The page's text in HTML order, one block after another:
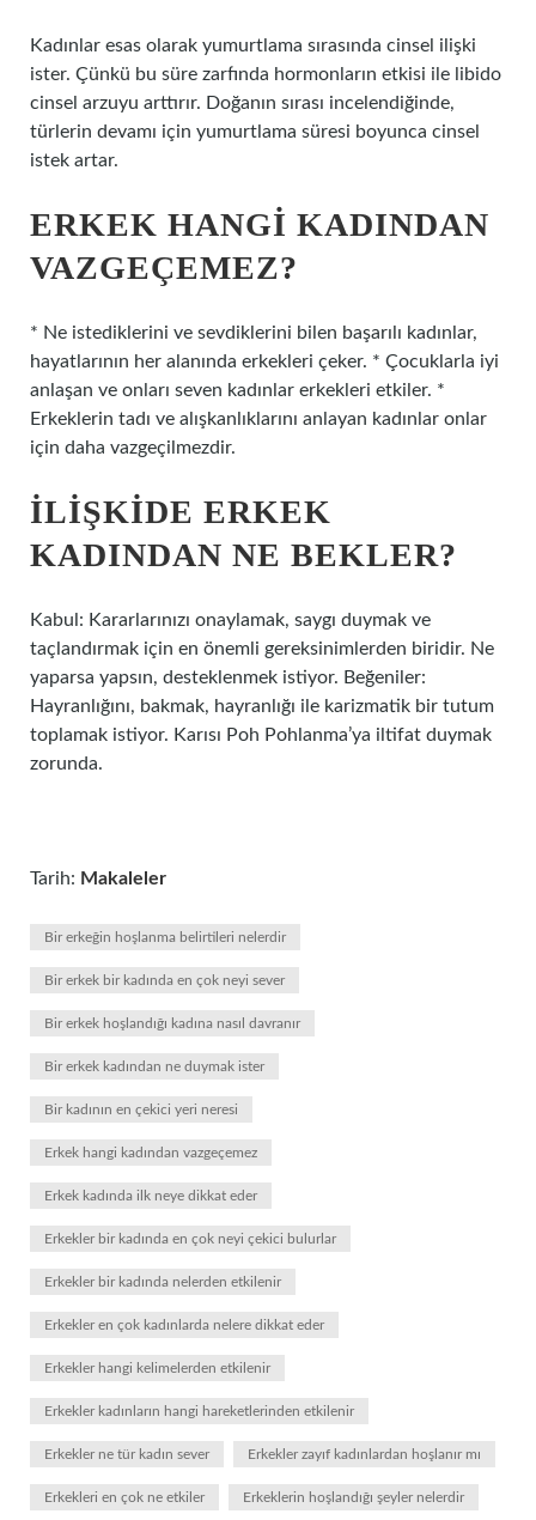
Kadınlar esas olarak yumurtlama sırasında cinsel ilişki
ister. Çünkü bu süre zarfında hormonların etkisi ile libido
cinsel arzuyu arttırır. Doğanın sırası incelendiğinde,
türlerin devamı için yumurtlama süresi boyunca cinsel
istek artar.
ERKEK HANGI KADINDAN
VAZGEÇEMEZ?
* Ne istediklerini ve sevdiklerini bilen başarılı kadınlar,
hayatlarının her alanında erkekleri çeker. * Çocuklarla iyi
anlaşan ve onları seven kadınlar erkekleri etkiler. *
Erkeklerin tadı ve alışkanlıklarını anlayan kadınlar onlar
için daha vazgeçilmezdir.
İLIŞKIDE ERKEK
KADINDAN NE BEKLER?
Kabul: Kararlarınızı onaylamak, saygı duymak ve
taçlandırmak için en önemli gereksinimlerden biridir. Ne
yaparsa yapsın, desteklenmek istiyor. Beğeniler:
Hayranlığını, bakmak, hayranlığı ile karizmatik bir tutum
toplamak istiyor. Karısı Poh Pohlanma’ya iltifat duymak
zorunda.
Tarih: Makaleler
Bir erkeğin hoşlanma belirtileri nelerdir
Bir erkek bir kadında en çok neyi sever
Bir erkek hoşlandığı kadına nasıl davranır
Bir erkek kadından ne duymak ister
Bir kadının en çekici yeri neresi
Erkek hangi kadından vazgeçemez
Erkek kadında ilk neye dikkat eder
Erkekler bir kadında en çok neyi çekici bulurlar
Erkekler bir kadında nelerden etkilenir
Erkekler en çok kadınlarda nelere dikkat eder
Erkekler hangi kelimelerden etkilenir
Erkekler kadınların hangi hareketlerinden etkilenir
Erkekler ne tür kadın sever Erkekler zayıf kadınlardan hoşlanır mı
Erkekleri en çok ne etkiler Erkeklerin hoşlandığı şeyler nelerdir